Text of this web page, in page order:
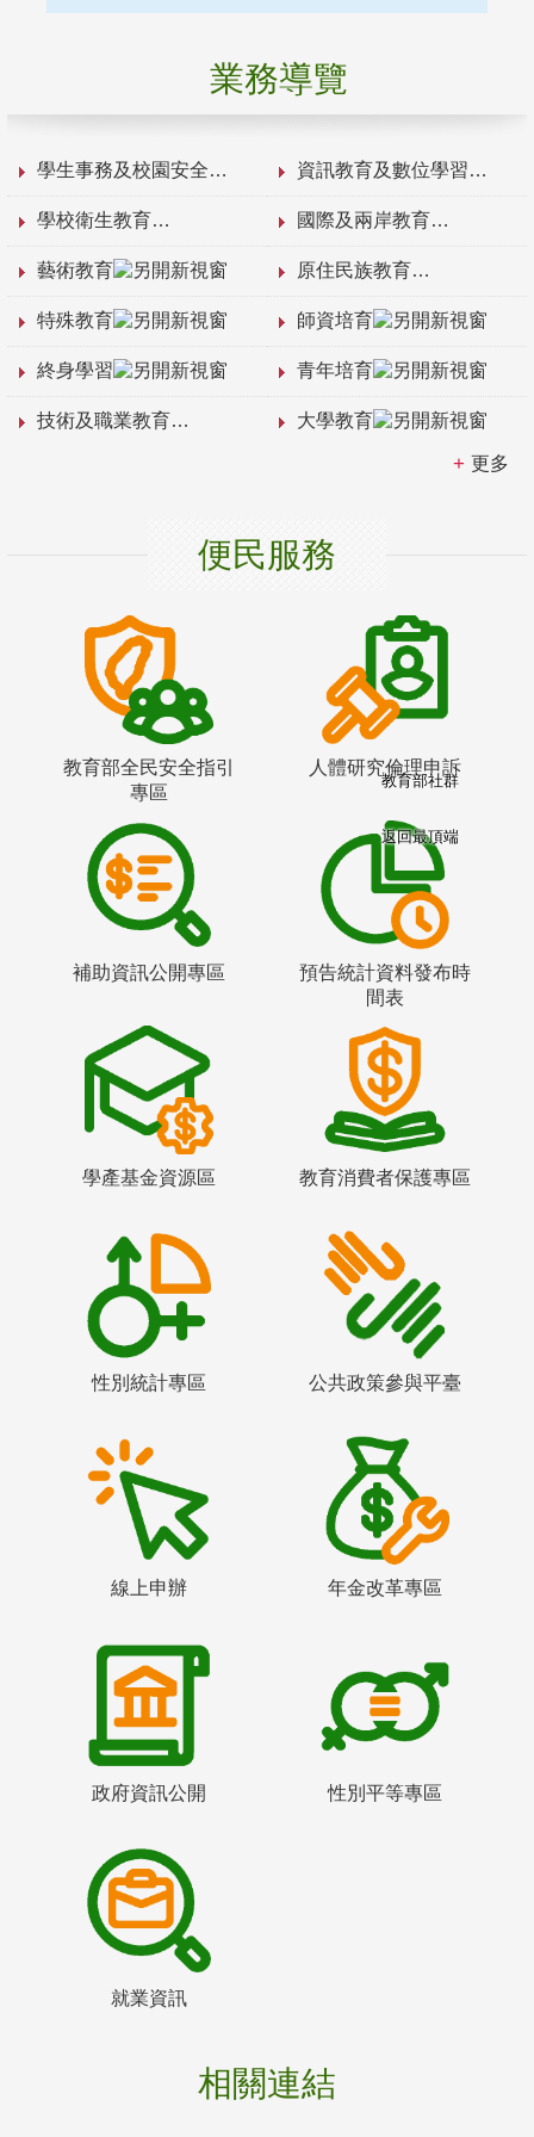
業務導覽
學生事務及校園安全 資訊教育及數位學習
學校衛生教育 國際及兩岸教育
藝術教育 原住民族教育
特殊教育 師資培育
終身學習 青年培育
技術及職業教育 大學教育
更多
便民服務
教育部全民安全指引
專區
人體研究倫理申訴
補助資訊公開專區
預告統計資料發布時
間表
學產基金資源區 教育消費者保護專區
性別統計專區 公共政策參與平臺
線上申辦 年金改革專區
政府資訊公開 性別平等專區
就業資訊
相關連結
教育部社群
返回最頂端